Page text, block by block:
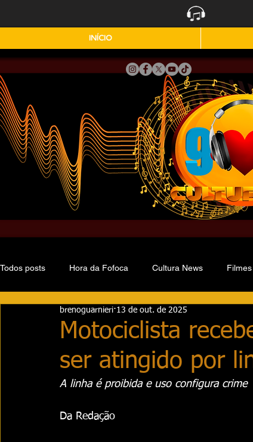
INÍCIO
Todos posts Hora da Fofoca Cultura News
Motociclista
ser atingido por
brenoguarnieri 13 de out. de 2025
A linha é proibida e uso configura crime
Da Redação